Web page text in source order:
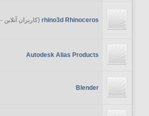
rhino3d Rhinoceros (کاربران آنلاین - 1 نفر)
Autodesk Alias Products
Blender